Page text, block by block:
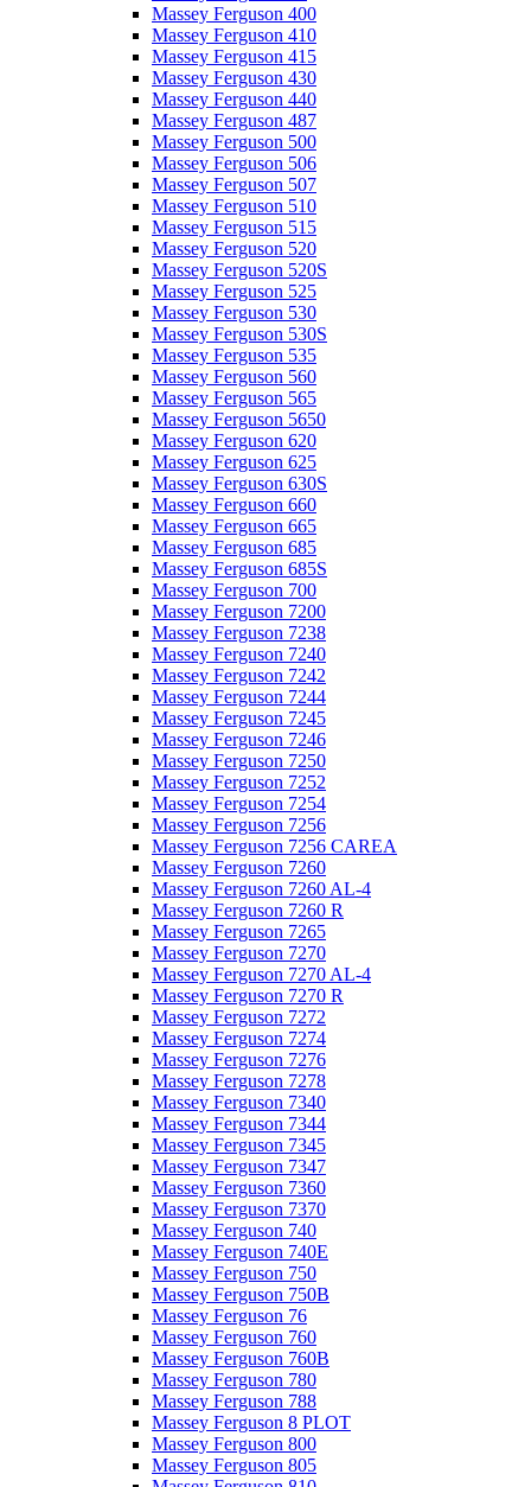
Massey Ferguson 400
Massey Ferguson 410
Massey Ferguson 415
Massey Ferguson 430
Massey Ferguson 440
Massey Ferguson 487
Massey Ferguson 500
Massey Ferguson 506
Massey Ferguson 507
Massey Ferguson 510
Massey Ferguson 515
Massey Ferguson 520
Massey Ferguson 520S
Massey Ferguson 525
Massey Ferguson 530
Massey Ferguson 530S
Massey Ferguson 535
Massey Ferguson 560
Massey Ferguson 565
Massey Ferguson 5650
Massey Ferguson 620
Massey Ferguson 625
Massey Ferguson 630S
Massey Ferguson 660
Massey Ferguson 665
Massey Ferguson 685
Massey Ferguson 685S
Massey Ferguson 700
Massey Ferguson 7200
Massey Ferguson 7238
Massey Ferguson 7240
Massey Ferguson 7242
Massey Ferguson 7244
Massey Ferguson 7245
Massey Ferguson 7246
Massey Ferguson 7250
Massey Ferguson 7252
Massey Ferguson 7254
Massey Ferguson 7256
Massey Ferguson 7256 CAREA
Massey Ferguson 7260
Massey Ferguson 7260 AL-4
Massey Ferguson 7260 R
Massey Ferguson 7265
Massey Ferguson 7270
Massey Ferguson 7270 AL-4
Massey Ferguson 7270 R
Massey Ferguson 7272
Massey Ferguson 7274
Massey Ferguson 7276
Massey Ferguson 7278
Massey Ferguson 7340
Massey Ferguson 7344
Massey Ferguson 7345
Massey Ferguson 7347
Massey Ferguson 7360
Massey Ferguson 7370
Massey Ferguson 740
Massey Ferguson 740E
Massey Ferguson 750
Massey Ferguson 750B
Massey Ferguson 76
Massey Ferguson 760
Massey Ferguson 760B
Massey Ferguson 780
Massey Ferguson 788
Massey Ferguson 8 PLOT
Massey Ferguson 800
Massey Ferguson 805